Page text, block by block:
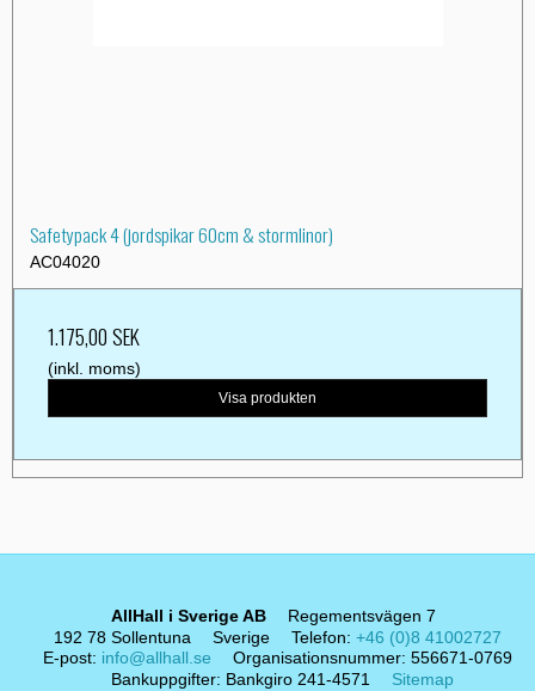
Safetypack 4 (jordspikar 60cm & stormlinor)
AC04020
1.175,00 SEK
(inkl. moms)
Visa produkten
AllHall i Sverige AB
Regementsvägen 7
192 78 Sollentuna
Sverige Telefon: +46 (0)8 41002727
E-post: info@allhall.se Organisationsnummer: 556671-0769
Bankuppgifter: Bankgiro 241-4571 Sitemap